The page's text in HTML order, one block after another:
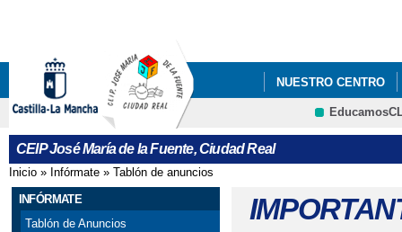
NUESTRO CENTRO
CEIP José María de la Fuente, Ciudad Real
Se encuentra usted aquí
Inicio » Infórmate » Tablón de anuncios
INFÓRMATE
Tablón de Anuncios